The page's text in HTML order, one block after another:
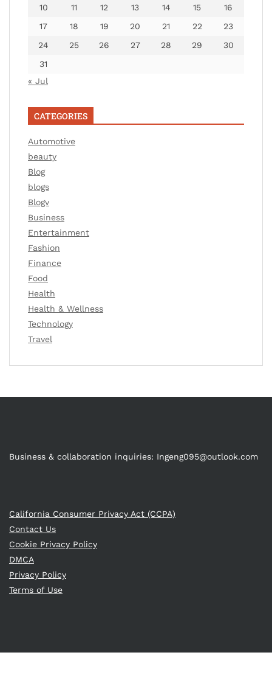
10
11 12 13 14 15
16
17
18 19 20 21 22
23
24
25 26 27 28 29
30
31
« Jul
CATEGORIES
Automotive
beauty
Blog
blogs
Blogv
Business
Entertainment
Fashion
Finance
Food
Health
Health & Wellness
Technology
Travel
Business & collaboration inquiries: Ingeng095@outlook.com
California Consumer Privacy Act (CCPA)
Contact Us
Cookie Privacy Policy
DMCA
Privacy Policy
Terms of Use